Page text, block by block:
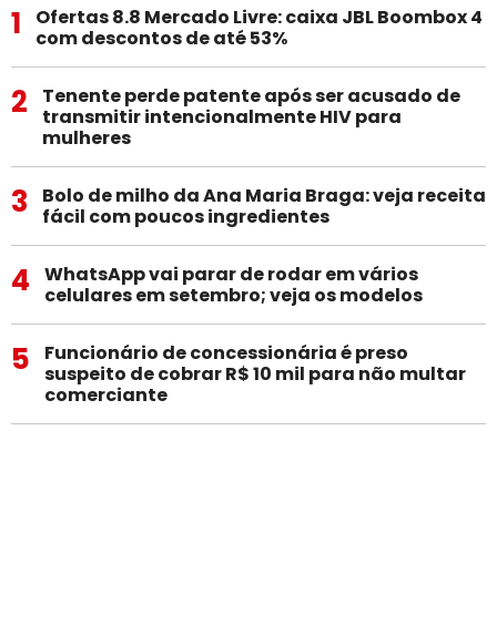
1
Ofertas 8.8 Mercado Livre: caixa JBL Boombox 4
com descontos de até 53%
2
Tenente perde patente após ser acusado de
transmitir intencionalmente HIV para
mulheres
3
Bolo de milho da Ana Maria Braga: veja receita
fácil com poucos ingredientes
4
WhatsApp vai parar de rodar em vários
celulares em setembro; veja os modelos
5
Funcionário de concessionária é preso
suspeito de cobrar R$ 10 mil para não multar
comerciante